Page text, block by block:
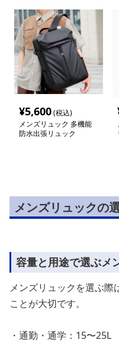
¥5,600(税込)
メンズリュック 多機能
防水出張リュック
メンズリュックの
容量と用途で選ぶメ
メンズリュックを選ぶ際
ことが大切です。
・通勤・通学：15〜25L